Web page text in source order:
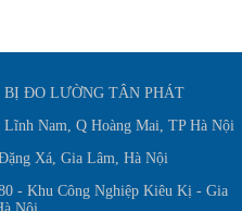
BỊ ĐO LƯỜNG TÂN PHÁT
Nam, Q Hoàng Mai, TP Hà Nội
Xá, Gia Lâm, Hà Nội
- Khu Công Nghiệp Kiêu Kị - Gia